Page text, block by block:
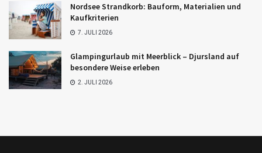
Nordsee Strandkorb: Bauform, Materialien und
Kaufkriterien
7. JULI 2026
Glampingurlaub mit Meerblick – Djursland auf
besondere Weise erleben
2. JULI 2026